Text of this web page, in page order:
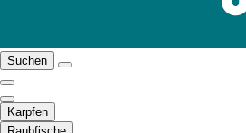
Suchen
Karpfen